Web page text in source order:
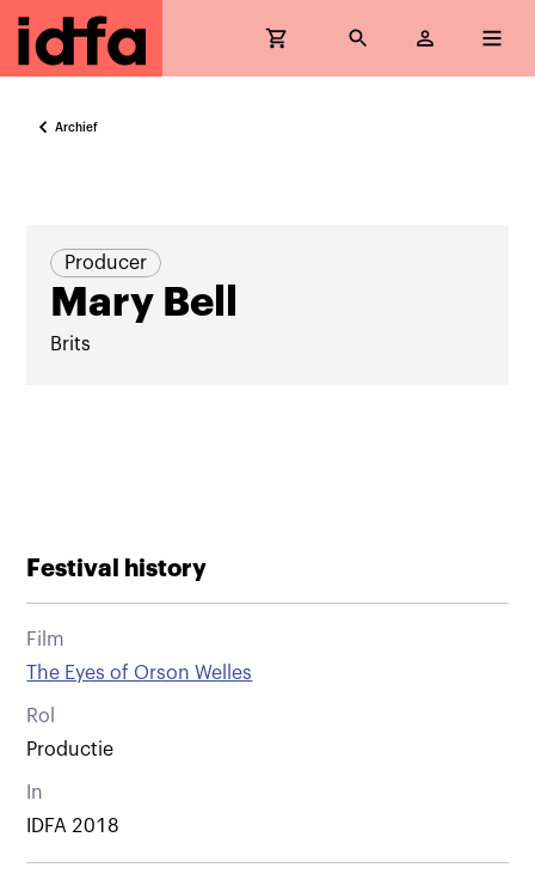
Archief
Producer
Mary Bell
Brits
Festival history
Film
The Eyes of Orson Welles
Rol
Productie
In
IDFA 2018